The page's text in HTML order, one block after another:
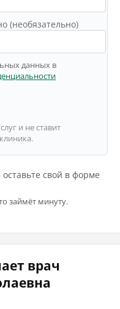
(необязательно)
данных в
и не ставит
свой в форме
займёт минуту.
врач